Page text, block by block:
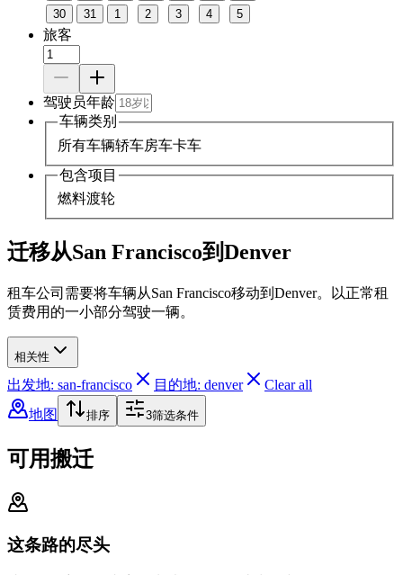
30
31 1 2 3 4 5
旅客
驾驶员年龄
车辆类别
所有车辆轿车房车卡车
包含项目
燃料渡轮
迁移从San Francisco到Denver
租车公司需要将车辆从San Francisco移动到Denver。以正常租
赁费用的一小部分驾驶一辆。
相关性
出发地: san-francisco 目的地: denver
Clear all
地图
排序 3筛选条件
可用搬迁
这条路的尽头